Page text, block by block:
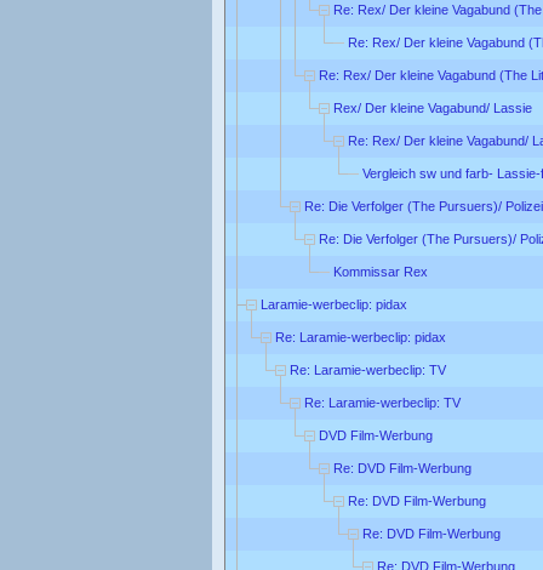
Re: Rex/ Der kleine Vagabund
Re: Rex/ Der kleine Vagabund
Re: Rex/ Der kleine Vagabund (The
Rex/ Der kleine Vagabund/ Lassie
Re: Rex/ Der kleine Vagabund/
Vergleich sw und farb- Lassie-
Re: Die Verfolger (The Pursuers)/
Re: Die Verfolger (The Pursuers)/
Kommissar Rex
Laramie-werbeclip: pidax
Re: Laramie-werbeclip: pidax
Re: Laramie-werbeclip: TV
Re: Laramie-werbeclip: TV
DVD Film-Werbung
Re: DVD Film-Werbung
Re: DVD Film-Werbung
Re: DVD Film-Werbung
Re: DVD Film-Werbung